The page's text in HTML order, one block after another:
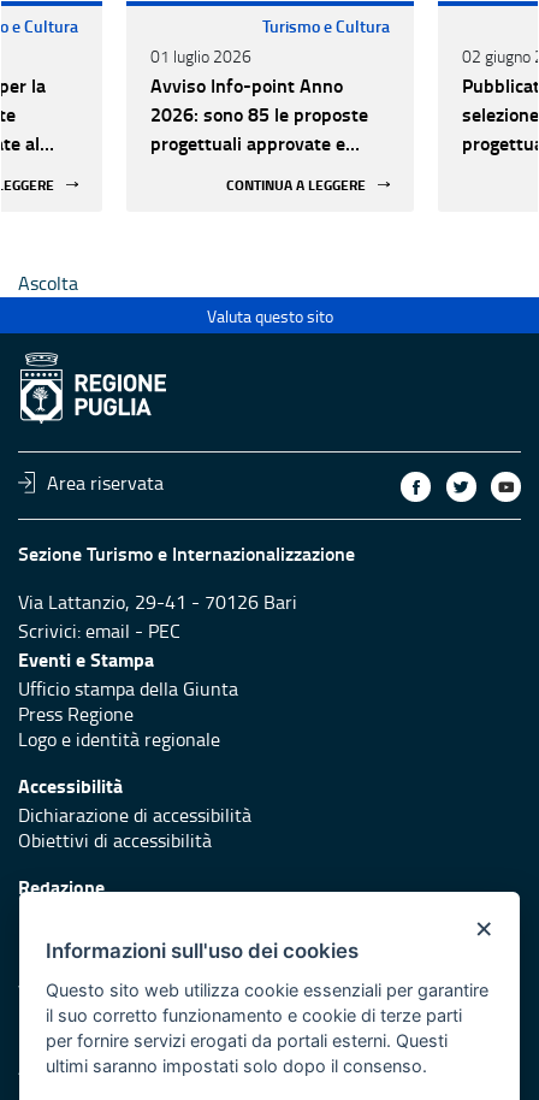
e Cultura
la
al
Turismo e Cultura
01 luglio 2026
Avviso Info-point Anno
2026: sono 85 le proposte
progettuali approvate e
CONTINUA A LEGGERE
02 giugno
Ascolta
Valuta questo sito
Area riservata
Sezione Turismo e Internazionalizzazione
Via Lattanzio, 29-41 - 70126 Bari
Scrivici:email - PEC
Eventi e Stampa
Ufficio stampa della Giunta
Press Regione
Logo e identità regionale
Accessibilità
Dichiarazione di accessibilità
Obiettivi di accessibilità
Redazione
Protezione civile
Vai al sito di Protezione Civile Puglia
Iniziativa finanziata con risorse del POR Puglia 2014/2020 -
Asse XI
×
Informazioni sull'uso dei cookies
Questo sito web utilizza cookie essenziali per garantire
il suo corretto funzionamento e cookie di terze parti
per fornire servizi erogati da portali esterni. Questi
ultimi saranno impostati solo dopo il consenso.